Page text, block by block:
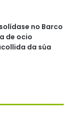
no Barco
de ocio
da súa